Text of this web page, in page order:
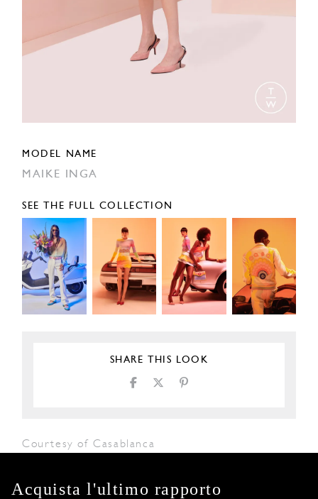
MODEL NAME
MAIKE INGA
SEE THE FULL COLLECTION
SHARE THIS LOOK
Courtesy of Casablanca
Acquista l'ultimo rapporto